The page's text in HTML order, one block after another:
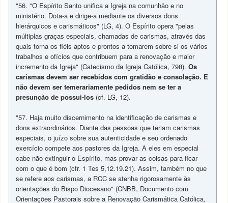
"56. "O Espírito Santo unifica a Igreja na comunhão e no
ministério. Dota-a e dirige-a mediante os diversos dons
hierárquicos e carismáticos" (LG, 4). O Espírito opera "pelas
múltiplas graças especiais, chamadas de carismas, através das
quais torna os fiéis aptos e prontos a tomarem sobre si os vários
trabalhos e ofícios que contribuem para a renovação e maior
incremento da Igreja" (Catecismo da Igreja Católica, 798).Os
carismas devem ser recebidos com gratidão e consolação. E
não devem ser temerariamente pedidos nem se ter a
presunção de possui-los (cf. LG, 12).
"57. Haja muito discernimento na identificação de carismas e
dons extraordinários. Diante das pessoas que teriam carismas
especiais, o juízo sobre sua autenticidade e seu ordenado
exercício compete aos pastores da Igreja. A eles em especial
cabe não extinguir o Espírito, mas provar as coisas para ficar
com o que é bom (cfr. 1 Tes 5,12.19.21). Assim, também no que
se refere aos carismas, a RCC se atenha rigorosamente às
orientações do Bispo Diocesano" (CNBB, Documento com
Orientações Pastorais sobre a Renovação Carismática Católica,